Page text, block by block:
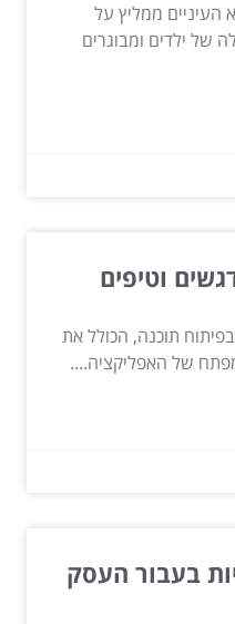
העיניים ממליץ על
של ילדים ומבוגרים
וטיפים
בפיתוח תוכנה, הכולל את
של האפליקציה....
בעבור העסק